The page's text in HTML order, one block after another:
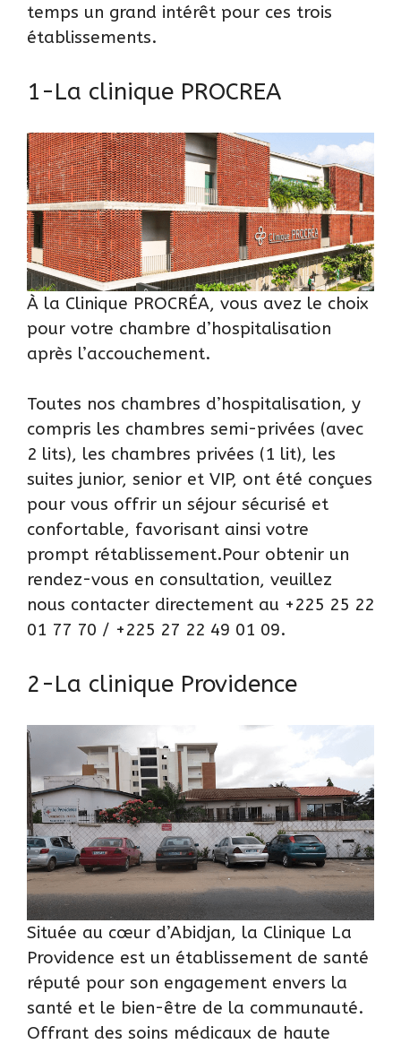
temps un grand intérêt pour ces trois
établissements.
1-La clinique PROCREA
À la Clinique PROCRÉA, vous avez le choix
pour votre chambre d’hospitalisation
après l’accouchement.
Toutes nos chambres d’hospitalisation, y
compris les chambres semi-privées (avec
2 lits), les chambres privées (1 lit), les
suites junior, senior et VIP, ont été conçues
pour vous offrir un séjour sécurisé et
confortable, favorisant ainsi votre
prompt rétablissement.Pour obtenir un
rendez-vous en consultation, veuillez
nous contacter directement au +225 25 22
01 77 70 / +225 27 22 49 01 09.
2-La clinique Providence
Située au cœur d’Abidjan, la Clinique La
Providence est un établissement de santé
réputé pour son engagement envers la
santé et le bien-être de la communauté.
Offrant des soins médicaux de haute